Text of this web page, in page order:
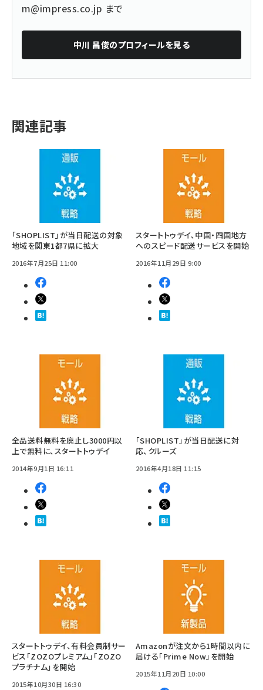
m@impress.co.jp まで
中川 昌俊のプロフィールを見る
関連記事
「SHOPLIST」が当日配送の対象
地域を関東1都7県に拡大
2016年7月25日 11:00
スタートトゥデイ、中国・四国地方
へのスピード配送サービスを開始
2016年11月29日 9:00
全品送料無料を廃止し3000円以
上で無料に、スタートトゥデイ
2014年9月1日 16:11
「SHOPLIST」が当日配送に対
応、クルーズ
2016年4月18日 11:15
スタートトゥデイ、有料会員制サー
ビス「ZOZOプレミアム」「ZOZO
プラチナム」を開始
2015年10月30日 16:30
Amazonが注文から1時間以内に
届ける「Prime Now」を開始
2015年11月20日 10:00